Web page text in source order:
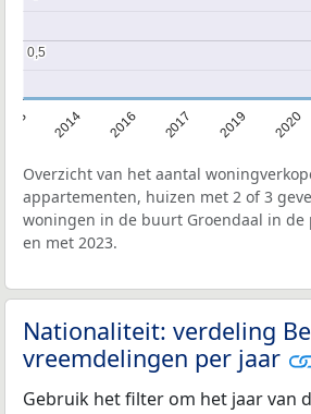
2014 2016 2017 2019 2020
0,5
0,5
Overzicht van het aantal
appartementen, huizen met 2 of 3
woningen in de buurt Groendaal in de
en met 2023.
Nationaliteit: verdeling
vreemdelingen per jaar
Gebruik het filter om het jaar van